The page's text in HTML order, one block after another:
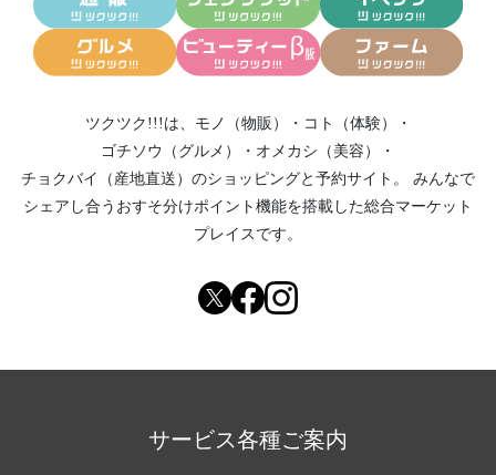
ツクツク!!!は、 モノ（物販） ・ コト（体験）
・
ゴチソウ（グルメ）
・ オメカシ（美容）
・
チョクバイ（産地直送） のショッピングと予約サイト。
みんなで
シェアし合う おすそ分けポイント機能を搭載した総合マーケット
プレイスです。
サービス各種ご案内